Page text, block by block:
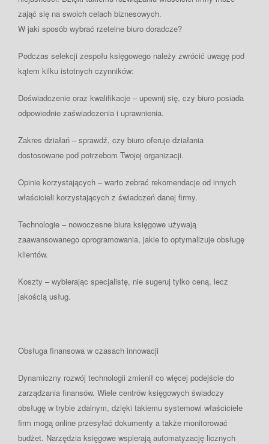
zająć się na swoich celach biznesowych.
W jaki sposób wybrać rzetelne biuro doradcze?
Podczas selekcji zespołu księgowego należy zwrócić uwagę pod
kątem kilku istotnych czynników:
Doświadczenie oraz kwalifikacje – upewnij się, czy biuro posiada
odpowiednie zaświadczenia i uprawnienia.
Zakres działań – sprawdź, czy biuro oferuje działania
dostosowane pod potrzebom Twojej organizacji.
Opinie korzystających – warto zebrać rekomendacje od innych
właścicieli korzystających z świadczeń danej firmy.
Technologie – nowoczesne biura księgowe używają
zaawansowanego oprogramowania, jakie to optymalizuje obsługę
klientów.
Koszty – wybierając specjalistę, nie sugeruj tylko ceną, lecz
jakością usług.
Obsługa finansowa w czasach innowacji
Dynamiczny rozwój technologii zmienił co więcej podejście do
zarządzania finansów. Wiele centrów księgowych świadczy
obsługę w trybie zdalnym, dzięki takiemu systemowi właściciele
firm mogą online przesyłać dokumenty a także monitorować
budżet. Narzędzia księgowe wspierają automatyzację licznych